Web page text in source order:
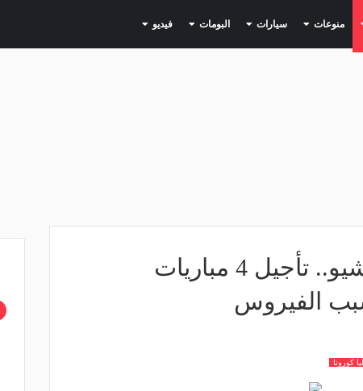
(current) منوعات (current) سيارات (current) البومات (current) فيديو (current)
كورونا يضرب الكالتشيو.. تأجيل 4 مباريات
الفيروس
كورونا